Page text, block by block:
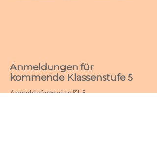
Anmeldungen für
kommende Klassenstufe 5
Anmeldeformular Kl.5